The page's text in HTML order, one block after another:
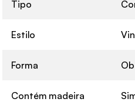
Tipo
Estilo
Forma
Contém madeira